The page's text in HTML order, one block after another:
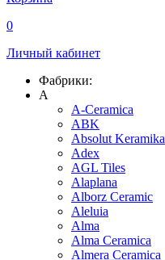
0
Личный кабинет
Фабрики:
A
A-Ceramica
ABK
Absolut Keramika
Adex
AGL Tiles
Alaplana
Alborz Ceramic
Aleluia
Alma
Alma Ceramica
Almera Ceramica